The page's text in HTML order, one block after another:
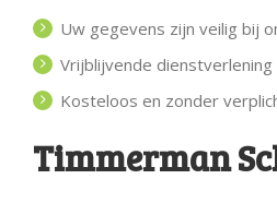
Uw gegevens zijn veilig bij
Vrijblijvende dienstverlening
Kosteloos en zonder
Timmerman